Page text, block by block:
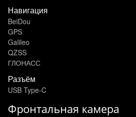
Навигация
BeiDou
GPS
Galileo
QZSS
ГЛОНАСС
Разъём
USB Type-C
Фронтальная камера